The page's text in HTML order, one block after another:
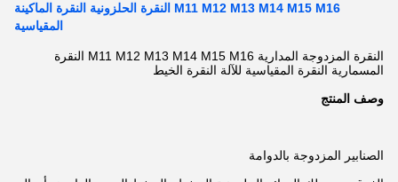
M11 M12 M13 M14 M15 M16 النقرة الحلزونية النقرة الماكينة
المقياسية
النقرة المزدوجة المدارية M11 M12 M13 M14 M15 M16 النقرة
المسمارية النقرة المقياسية للآلة النقرة الخيط
وصف المنتج
الصنابير المزدوجة بالدوامة